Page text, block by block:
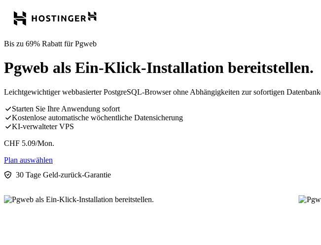
Bis zu 69% Rabatt für Pgweb
Pgweb als Ein-Klick-Installation bereitstellen.
Leichtgewichtiger webbasierter PostgreSQL-Browser ohne Abhängigkeiten zur sofortigen
Starten Sie Ihre Anwendung sofort
Kostenlose automatische wöchentliche Datensicherung
KI-verwalteter VPS
CHF 5.09/Mon.
Plan auswählen
30 Tage Geld-zurück-Garantie